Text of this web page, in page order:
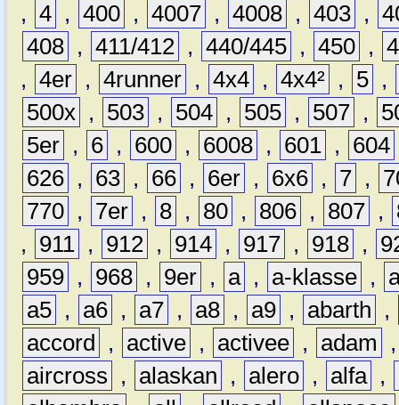
, 4 , 400 , 4007 , 4008 , 403 ,
408 , 411/412 , 440/445 , 450 ,
, 4er , 4runner , 4x4 , 4x4² , 5 ,
500x , 503 , 504 , 505 , 507 ,
5er , 6 , 600 , 6008 , 601 , 604
626 , 63 , 66 , 6er , 6x6 , 7 ,
770 , 7er , 8 , 80 , 806 , 807 ,
,
911 , 912 , 914 , 917 , 918 ,
959 , 968 , 9er , a , a-klasse ,
a5 , a6 , a7 , a8 , a9 , abarth
,
accord
, active , activee , adam
aircross
, alaskan , alero , alfa ,